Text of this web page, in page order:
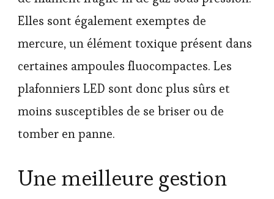
Elles sont également exemptes de
mercure, un élément toxique présent dans
certaines ampoules fluocompactes. Les
plafonniers LED sont donc plus sûrs et
moins susceptibles de se briser ou de
tomber en panne.
Une meilleure gestion